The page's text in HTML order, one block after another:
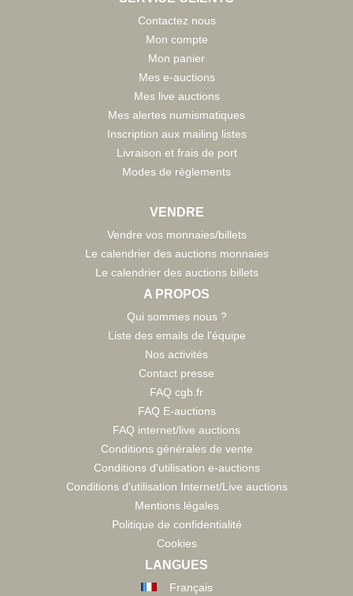
Contactez nous
Mon compte
Mon panier
Mes e-auctions
Mes live auctions
Mes alertes numismatiques
Inscription aux mailing listes
Livraison et frais de port
Modes de règlements
VENDRE
Vendre vos monnaies/billets
Le calendrier des auctions monnaies
Le calendrier des auctions billets
A PROPOS
Qui sommes nous ?
Liste des emails de l'équipe
Nos activités
Contact presse
FAQ cgb.fr
FAQ E-auctions
FAQ internet/live auctions
Conditions générales de vente
Conditions d'utilisation e-auctions
Conditions d'utilisation Internet/Live auctions
Mentions légales
Politique de confidentialité
Cookies
LANGUES
Français